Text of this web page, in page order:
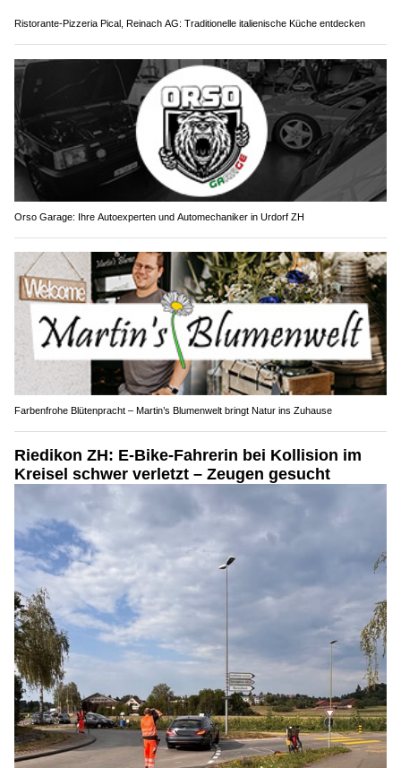
Ristorante-Pizzeria Pical, Reinach AG: Traditionelle italienische Küche entdecken
Orso Garage: Ihre Autoexperten und Automechaniker in Urdorf ZH
Farbenfrohe Blütenpracht – Martin’s Blumenwelt bringt Natur ins Zuhause
Riedikon ZH: E-Bike-Fahrerin bei Kollision im
Kreisel schwer verletzt – Zeugen gesucht